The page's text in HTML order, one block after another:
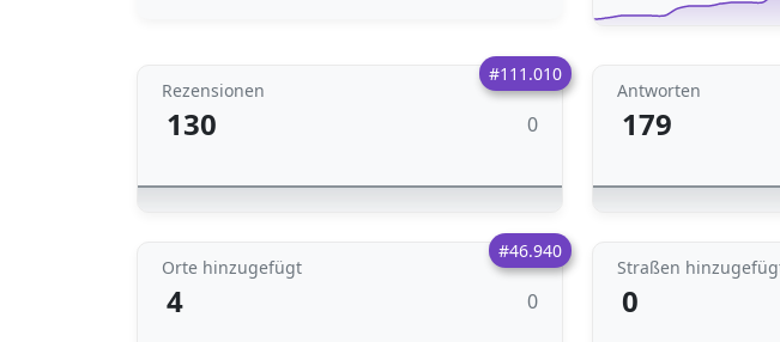
#111.010
Rezensionen
130 0
Antworten
179
#46.940
Orte hinzugefügt
4 0
Straßen
0